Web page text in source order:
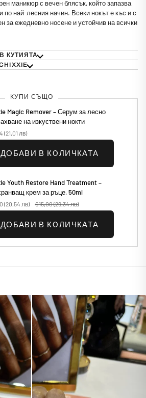
маникюр с вечен блясък, който запазва
по най-лесния начин. Всеки нокът е къс и с
за ежедневно носене и устойчив на всички
КУТИЯТА
КУПИ СЪЩО
Magic Remover – Серум за лесно
на изкуствени нокти
(21,01 лв)
ДОБАВИ В КОЛИЧКАТА
Youth Restore Hand Treatment –
крем за ръце, 50ml
(20,54 лв) €15,00(29,34 лв)
ДОБАВИ В КОЛИЧКАТА